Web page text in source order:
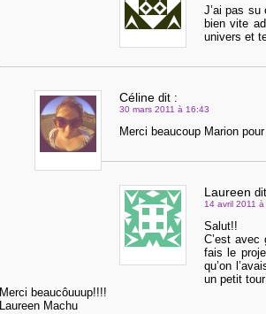
J’ai pas
bien vite
univers et
Céline dit :
30 mars 2011 à 16:43
Merci beaucoup Marion
Laureen
14 avril 2011
Salut!!
C’est
fais le
qu’on
un petit
Merci beaucôuuup!!!!
Laureen Machu